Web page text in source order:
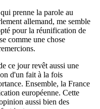
prenne la parole au
allemand, me semble
pour la réunification de
comme une chose
ce jour revêt aussi une
d'un fait à la fois
Ensemble, la France
européenne. Cette
aussi bien des